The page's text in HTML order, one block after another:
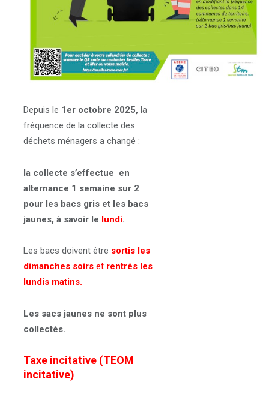
Depuis le 1er octobre 2025, la
fréquence de la collecte des
déchets ménagers a changé :
la collecte s’effectue en
alternance 1 semaine sur 2
pour les bacs gris et les bacs
jaunes, à savoir le lundi.
Les bacs doivent être sortis les
dimanches soirset rentrés les
lundis matins.
Les sacs jaunes ne sont plus
collectés.
Taxe incitative (TEOM
incitative)